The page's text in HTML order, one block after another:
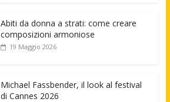
Abiti da donna a strati: come creare
composizioni armoniose
19 Maggio 2026
Michael Fassbender, il look al festival
di Cannes 2026